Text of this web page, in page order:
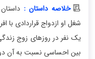
خلاصه داستان :
شغل او ازدواج قراردادی با
یک نفر در روزهای زوج
بین احساسی نسبت به آن